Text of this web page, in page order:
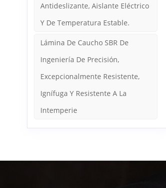
Antideslizante, Aislante Eléctrico
Y De Temperatura Estable.
Lámina De Caucho SBR De
Ingeniería De Precisión,
Excepcionalmente Resistente,
Ignífuga Y Resistente A La
Intemperie